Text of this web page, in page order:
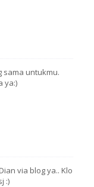
sama untukmu.
ya:)
via blog ya.. Klo
:)